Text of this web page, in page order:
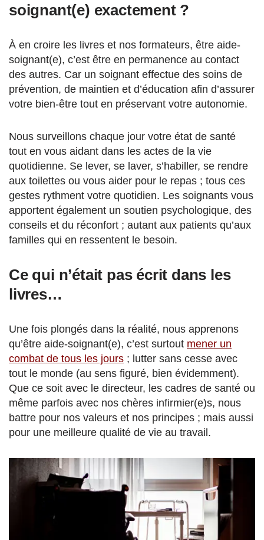
soignant(e) exactement ?
À en croire les livres et nos formateurs, être aide-
soignant(e), c’est être en permanence au contact
des autres. Car un soignant effectue des soins de
prévention, de maintien et d’éducation afin d’assurer
votre bien-être tout en préservant votre autonomie.
Nous surveillons chaque jour votre état de santé
tout en vous aidant dans les actes de la vie
quotidienne. Se lever, se laver, s’habiller, se rendre
aux toilettes ou vous aider pour le repas ; tous ces
gestes rythment votre quotidien. Les soignants vous
apportent également un soutien psychologique, des
conseils et du réconfort ; autant aux patients qu’aux
familles qui en ressentent le besoin.
Ce qui n’était pas écrit dans les
livres…
Une fois plongés dans la réalité, nous apprenons
qu’être aide-soignant(e), c’est surtout mener un
combat de tous les jours ; lutter sans cesse avec
tout le monde (au sens figuré, bien évidemment).
Que ce soit avec le directeur, les cadres de santé ou
même parfois avec nos chères infirmier(e)s, nous
battre pour nos valeurs et nos principes ; mais aussi
pour une meilleure qualité de vie au travail.